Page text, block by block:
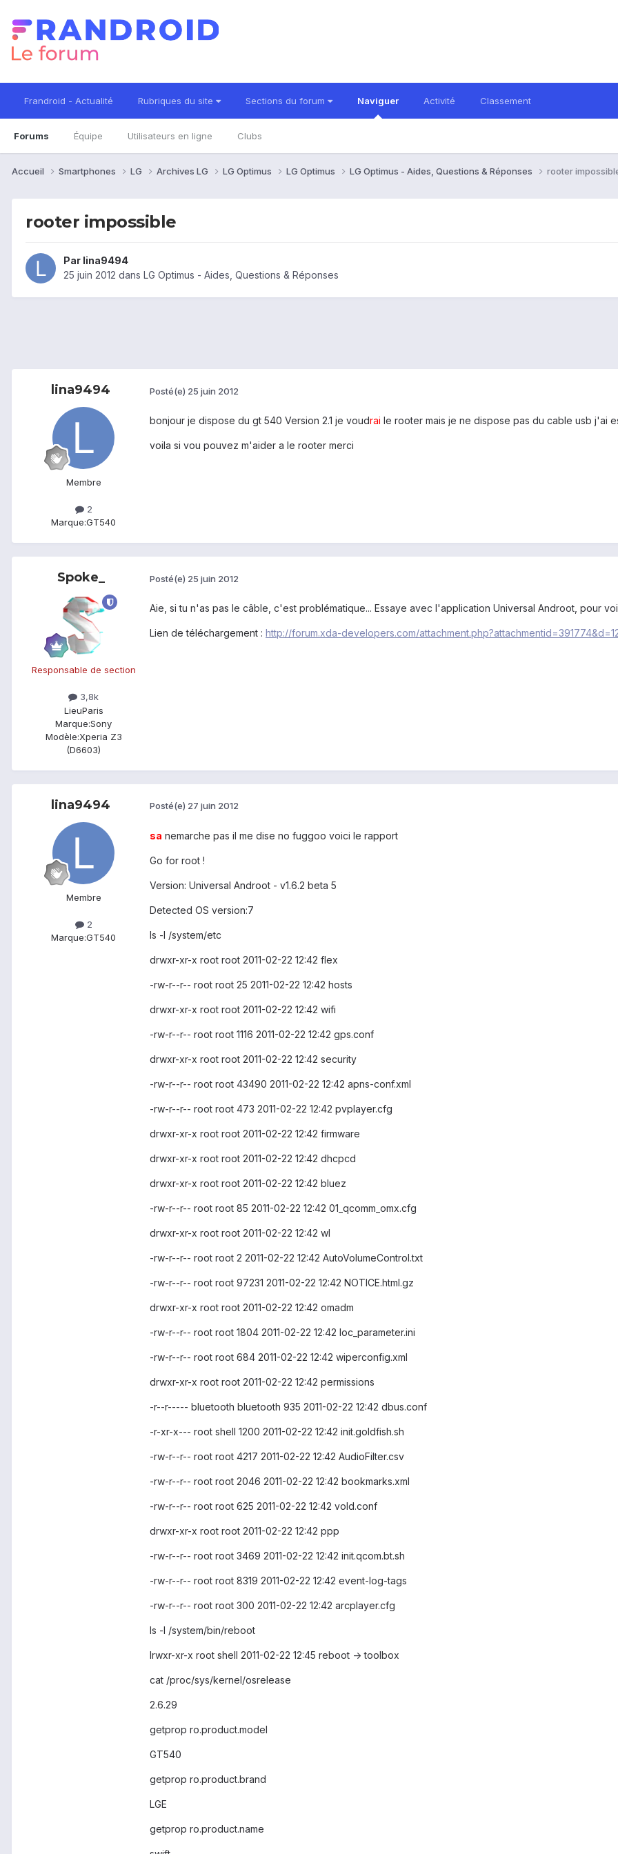
Frandroid - Actualité Rubriques du site Sections du forum Naviguer
Forums Équipe Utilisateurs en ligne Clubs
Activité Classement
Accueil Smartphones LG Archives LG LG Optimus LG Optimus LG Optimus - Aides, Questions & Réponses rooter
rooter impossible
Par lina9494
25 juin 2012 dans LG Optimus - Aides, Questions & Réponses
lina9494
Membre
2
Marque:GT540
Posté(e) 25 juin 2012
bonjour je dispose du gt 540 Version 2.1 je voudrai le rooter mais je ne dispose pas du cable usb j'ai
voila si vou pouvez m'aider a le rooter merci
Spoke_
Responsable de section
3,8k
LieuParis
Marque:Sony
Modèle:Xperia Z3
(D6603)
Posté(e) 25 juin 2012
Aie, si tu n'as pas le câble, c'est problématique... Essaye avec l'application Universal Androot, pour
Lien de téléchargement : http://forum.xda-developers.com/
lina9494
Membre
2
Marque:GT540
Posté(e) 27 juin 2012
sa nemarche pas il me dise no fuggoo voici le rapport
Go for root !
Version: Universal Androot - v1.6.2 beta 5
Detected OS version:7
ls -l /system/etc
drwxr-xr-x root root 2011-02-22 12:42 flex
-rw-r--r-- root root 25 2011-02-22 12:42 hosts
drwxr-xr-x root root 2011-02-22 12:42 wifi
-rw-r--r-- root root 1116 2011-02-22 12:42 gps.conf
drwxr-xr-x root root 2011-02-22 12:42 security
-rw-r--r-- root root 43490 2011-02-22 12:42 apns-conf.xml
-rw-r--r-- root root 473 2011-02-22 12:42 pvplayer.cfg
drwxr-xr-x root root 2011-02-22 12:42 firmware
drwxr-xr-x root root 2011-02-22 12:42 dhcpcd
drwxr-xr-x root root 2011-02-22 12:42 bluez
-rw-r--r-- root root 85 2011-02-22 12:42 01_qcomm_omx.cfg
drwxr-xr-x root root 2011-02-22 12:42 wl
-rw-r--r-- root root 2 2011-02-22 12:42 AutoVolumeControl.txt
-rw-r--r-- root root 97231 2011-02-22 12:42 NOTICE.html.gz
drwxr-xr-x root root 2011-02-22 12:42 omadm
-rw-r--r-- root root 1804 2011-02-22 12:42 loc_parameter.ini
-rw-r--r-- root root 684 2011-02-22 12:42 wiperconfig.xml
drwxr-xr-x root root 2011-02-22 12:42 permissions
-r--r----- bluetooth bluetooth 935 2011-02-22 12:42 dbus.conf
-r-xr-x--- root shell 1200 2011-02-22 12:42 init.goldfish.sh
-rw-r--r-- root root 4217 2011-02-22 12:42 AudioFilter.csv
-rw-r--r-- root root 2046 2011-02-22 12:42 bookmarks.xml
-rw-r--r-- root root 625 2011-02-22 12:42 vold.conf
drwxr-xr-x root root 2011-02-22 12:42 ppp
-rw-r--r-- root root 3469 2011-02-22 12:42 init.qcom.bt.sh
-rw-r--r-- root root 8319 2011-02-22 12:42 event-log-tags
-rw-r--r-- root root 300 2011-02-22 12:42 arcplayer.cfg
ls -l /system/bin/reboot
lrwxr-xr-x root shell 2011-02-22 12:45 reboot -> toolbox
cat /proc/sys/kernel/osrelease
2.6.29
getprop ro.product.model
GT540
getprop ro.product.brand
LGE
getprop ro.product.name